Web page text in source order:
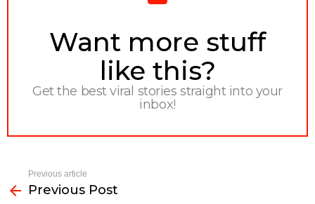
NEWSLETTER
Want more stuff
like this?
Get the best viral stories straight into your
inbox!
Previous article
Previous Post